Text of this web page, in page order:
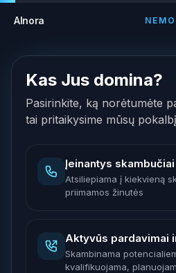
AInora
Kas Jus domina?
Pasirinkite, ką norėtumėte
tai pritaikysime mūsų
Įeinantys
Atsiliepiama į kiekvieną
priimamos žinutės
Aktyvūs pardavimai
Skambinama
kvalifikuojama,